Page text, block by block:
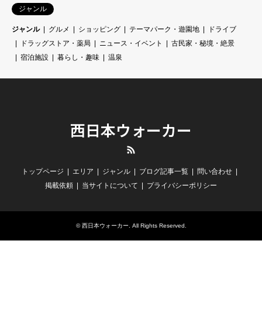
ジャンル
ジャンル グルメ ショッピング テーマパーク・遊園地
ドライブ
ドラッグストア・薬局
ニュース・イベント
古民家・秘境・絶景
宿泊施設
暮らし・趣味 温泉
西日本ウォーカー
トップページ エリア ジャンル ブログ記事一覧
問い合わせ
掲載依頼
当サイトについて プライバシーポリシー
©西日本ウォーカー . All Rights Reserved.